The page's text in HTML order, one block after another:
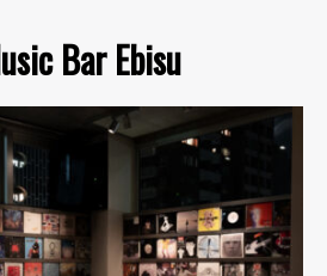
Bar Ebisu